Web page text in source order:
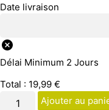
Date livraison
Délai Minimum 2 Jours
Total : 19,99 €
Ajouter au